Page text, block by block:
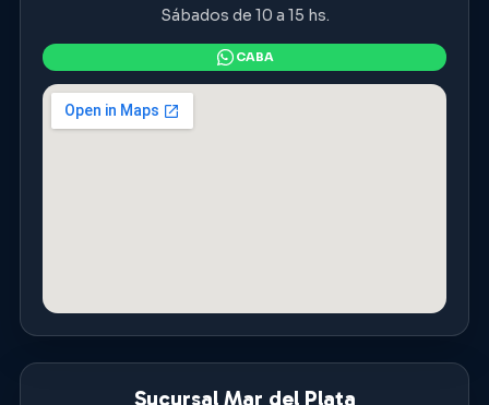
Sábados de 10 a 15 hs.
Sucursal Mar del Plata